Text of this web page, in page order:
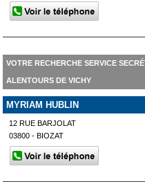
VOTRE RECHERCHE SERVICE
ALENTOURS DE VICHY
MYRIAM HUBLIN
12 RUE BARJOLAT
03800 - BIOZAT